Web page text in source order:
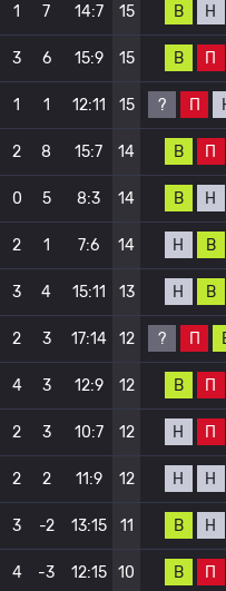
1 7 14:7 15 В Н
3 6 15:9 15 В П
1 1 12:11 15 ? П
2 8 15:7 14 В П
0 5 8:3 14 В Н
2 1 7:6 14 Н В
3 4 15:11 13 Н В
2 3 17:14 12 ? П
4 3 12:9 12 В П
2 3 10:7 12 Н П
2 2 11:9 12 Н Н
3 -2 13:15 11 В Н
4 -3 12:15 10 В П